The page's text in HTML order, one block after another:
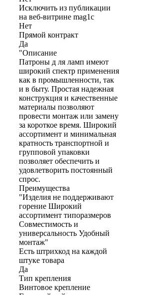
Исключить из публикации
на веб-витрине mag1c
Нет
Прямой контракт
Да
"Описание
Патроны д ля ламп имеют
широкий спектр применения
как в промышленности, так
и в быту. Простая надежная
конструкция и качественные
материалы позволяют
провести монтаж или замену
за короткое время. Широкий
ассортимент и минимальная
кратность транспортной и
групповой упаковки
позволяет обеспечить и
удовлетворить постоянный
спрос.
Преимущества
"Изделия не поддерживают
горение Широкий
ассортимент типоразмеров
Совместимость и
универсальность Удобный
монтаж"
Есть штрихкод на каждой
штуке товара
Да
Тип крепления
Винтовое крепление